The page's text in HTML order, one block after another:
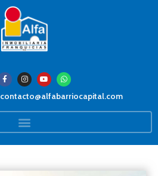
contacto@alfabarriocapital.com